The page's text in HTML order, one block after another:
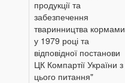
продукції та
забезпечення
тваринництва кормами
у 1979 році та
відповідної постанови
ЦК Компартії України з
цього питання"